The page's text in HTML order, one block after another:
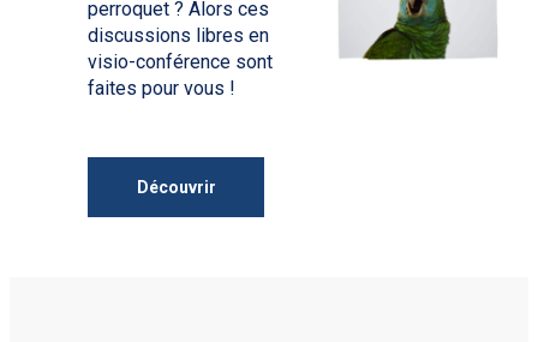
perroquet ? Alors ces
discussions libres en
visio-conférence sont
faites pour vous !
Découvrir